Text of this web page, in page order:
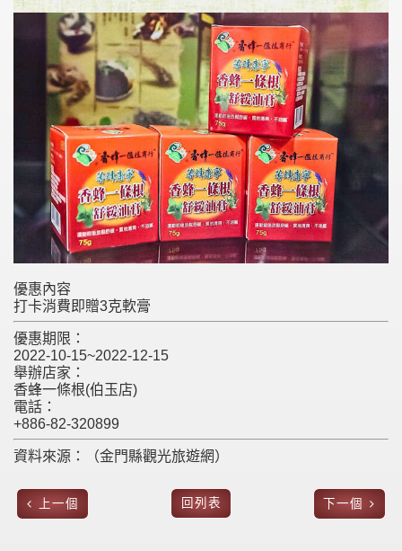
優惠內容
打卡消費即贈3克軟膏
優惠期限：
2022-10-15~2022-12-15
舉辦店家：
香蜂一條根(伯玉店)
電話：
+886-82-320899
資料來源：（金門縣觀光旅遊網）
上一個 回列表 下一個